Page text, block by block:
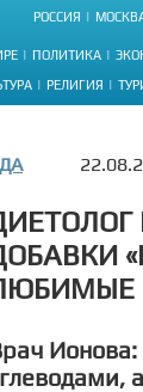
РОССИЯ
ПОЛИТИКА
РЕЛИГИЯ
Ионова: